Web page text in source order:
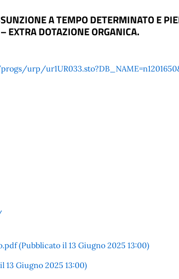
A TEMPO DETERMINATO E
EXTRA DOTAZIONE ORGANICA.
urp/
(Pubblicato il 13 Giugno 2025 13:00)
13 Giugno 2025 13:00)